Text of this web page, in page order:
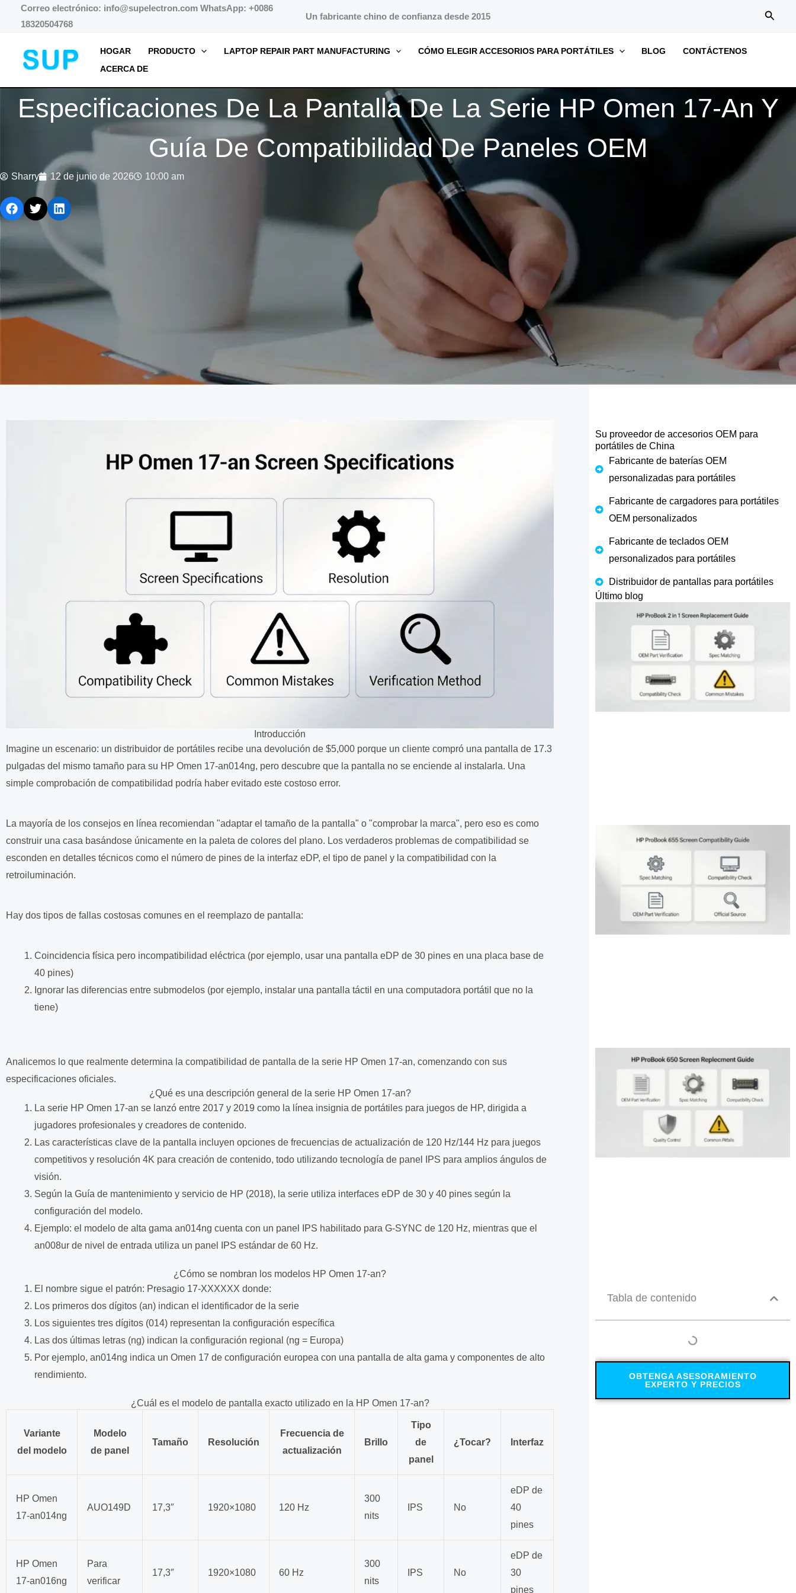
Correo electrónico: info@supelectron.com WhatsApp: +0086
18320504768
Un fabricante chino de confianza desde 2015
搜
HOGAR PRODUCTO LAPTOP REPAIR PART MANUFACTURING CÓMO ELEGIR ACCESORIOS PARA PORTÁTILES BLOG
CONTÁCTENOS
ACERCA DE
Especificaciones De La Pantalla De La Serie HP Omen 17-An Y
Guía De Compatibilidad De Paneles OEM
Sharry 12 de junio de 2026 10:00 am
Introducción
Imagine un escenario: un distribuidor de portátiles recibe una devolución de $5,000 porque un cliente compró una pantalla de 17.3
pulgadas del mismo tamaño para su HP Omen 17-an014ng, pero descubre que la pantalla no se enciende al instalarla. Una
simple comprobación de compatibilidad podría haber evitado este costoso error.
La mayoría de los consejos en línea recomiendan "adaptar el tamaño de la pantalla" o "comprobar la marca", pero eso es como
construir una casa basándose únicamente en la paleta de colores del plano. Los verdaderos problemas de compatibilidad se
esconden en detalles técnicos como el número de pines de la interfaz eDP, el tipo de panel y la compatibilidad con la
retroiluminación.
Hay dos tipos de fallas costosas comunes en el reemplazo de pantalla:
Coincidencia física pero incompatibilidad eléctrica (por ejemplo, usar una pantalla eDP de 30 pines en una placa base de
40 pines)
Ignorar las diferencias entre submodelos (por ejemplo, instalar una pantalla táctil en una computadora portátil que no la
tiene)
Analicemos lo que realmente determina la compatibilidad de pantalla de la serie HP Omen 17-an, comenzando con sus
especificaciones oficiales.
¿Qué es una descripción general de la serie HP Omen 17-an?
La serie HP Omen 17-an se lanzó entre 2017 y 2019 como la línea insignia de portátiles para juegos de HP, dirigida a
jugadores profesionales y creadores de contenido.
Las características clave de la pantalla incluyen opciones de frecuencias de actualización de 120 Hz/144 Hz para juegos
competitivos y resolución 4K para creación de contenido, todo utilizando tecnología de panel IPS para amplios ángulos de
visión.
Según la Guía de mantenimiento y servicio de HP (2018), la serie utiliza interfaces eDP de 30 y 40 pines según la
configuración del modelo.
Ejemplo: el modelo de alta gama an014ng cuenta con un panel IPS habilitado para G-SYNC de 120 Hz, mientras que el
an008ur de nivel de entrada utiliza un panel IPS estándar de 60 Hz.
¿Cómo se nombran los modelos HP Omen 17-an?
El nombre sigue el patrón: Presagio 17-XXXXXX donde:
Los primeros dos dígitos (an) indican el identificador de la serie
Los siguientes tres dígitos (014) representan la configuración específica
Las dos últimas letras (ng) indican la configuración regional (ng = Europa)
Por ejemplo, an014ng indica un Omen 17 de configuración europea con una pantalla de alta gama y componentes de alto
rendimiento.
¿Cuál es el modelo de pantalla exacto utilizado en la HP Omen 17-an?
Variante
del modelo
Modelo
de panel
Tamaño Resolución
Frecuencia de
actualización
Brillo
Tipo
de
panel
¿Tocar? Interfaz
HP Omen
17-an014ng
AUO149D 17,3″ 1920×1080 120 Hz
300
nits
IPS No
eDP de
40
pines
HP Omen
17-an016ng
Para
verificar
17,3″ 1920×1080 60 Hz
300
nits
IPS No
eDP de
30
pines
Su proveedor de accesorios OEM para
portátiles de China
Fabricante de baterías OEM
personalizadas para portátiles
Fabricante de cargadores para portátiles
OEM personalizados
Fabricante de teclados OEM
personalizados para portátiles
Distribuidor de pantallas para portátiles
Último blog
Tabla de contenido
OBTENGA ASESORAMIENTO
EXPERTO Y PRECIOS